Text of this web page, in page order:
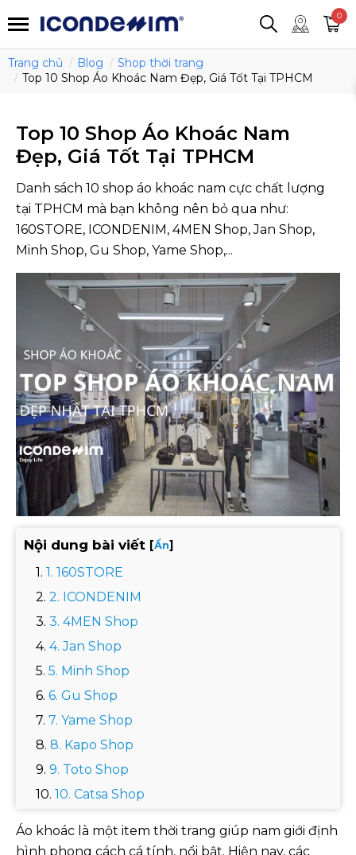
0
Trang chủ Blog
Shop thời trang
Top 10 Shop Áo Khoác Nam Đẹp, Giá Tốt Tại TPHCM
Top 10 Shop Áo Khoác Nam
Đẹp, Giá Tốt Tại TPHCM
Danh sách 10 shop áo khoác nam cực chất lượng
tại TPHCM mà bạn không nên bỏ qua như:
160STORE, ICONDENIM, 4MEN Shop, Jan Shop,
Minh Shop, Gu Shop, Yame Shop,...
Áo khoác là một item thời trang giúp nam giới định
hình phong cách cá tính, nổi bật. Hiện nay, các
Nội dung bài viết [Ẩn]
1. 160STORE
2. ICONDENIM
3. 4MEN Shop
4. Jan Shop
5. Minh Shop
6. Gu Shop
7. Yame Shop
8. Kapo Shop
9. Toto Shop
10. Catsa Shop